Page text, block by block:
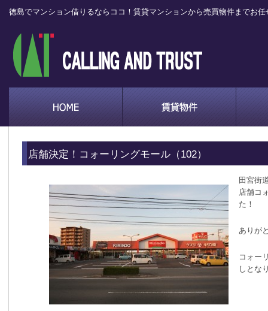
徳島でマンション借りるならココ！賃貸マンションから売買物件までお任
店舗決定！コォーリングモール（102）
田宮街
店舗コ
た！
ありが
コォー
しとな